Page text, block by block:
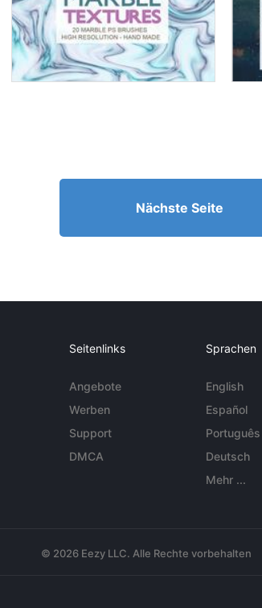
Nächste Seite
Seitenlinks
Angebote
Werben
Support
DMCA
Sprachen
English
Español
Português
Deutsch
Mehr ...
© 2026 Eezy LLC. Alle Rechte vorbehalten